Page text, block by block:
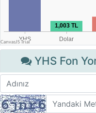
YHS Fon